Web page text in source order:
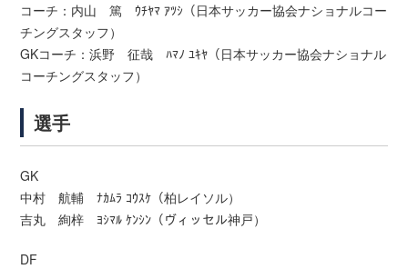
コーチ：内山 篤 ｳﾁﾔﾏ ｱﾂｼ（日本サッカー協会ナショナルコー
チングスタッフ）
GKコーチ：浜野 征哉 ﾊﾏﾉ ﾕｷﾔ（日本サッカー協会ナショナル
コーチングスタッフ）
選手
GK
中村 航輔 ﾅｶﾑﾗ ｺｳｽｹ（柏レイソル）
吉丸 絢梓 ﾖｼﾏﾙ ｹﾝｼﾝ（ヴィッセル神戸）
DF